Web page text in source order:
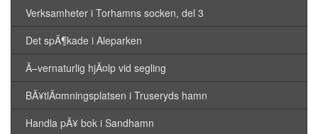
Verksamheter i Torhamns socken, del 3
Det spÃ¶kade i Aleparken
Ã–vernaturlig hjÃ¤lp vid segling
BÃ¥tlÃ¤mningsplatsen i Truseryds hamn
Handla pÃ¥ bok i Sandhamn